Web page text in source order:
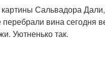
Сальвадора Дали,
вина сегодня
Уютненько так.